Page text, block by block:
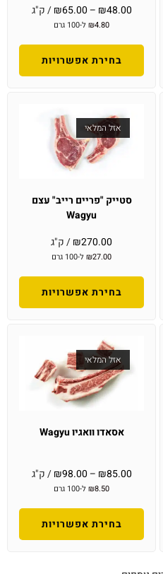
₪48.00
–
₪65.00 / ק"ג
₪4.80 ל-100 גרם
בחירת אפשרויות
אזל המלאי
סטייק "פריים רייב" עצם
Wagyu
₪270.00 / ק"ג
₪27.00 ל-100 גרם
בחירת אפשרויות
אזל המלאי
אסאדו וואגיו Wagyu
₪85.00
–
₪98.00 / ק"ג
₪8.50 ל-100 גרם
בחירת אפשרויות